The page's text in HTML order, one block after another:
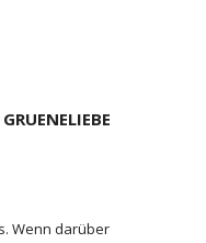
Wenn darüber